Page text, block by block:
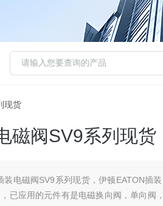
现货
磁阀SV9系列现货
装电磁阀SV9系列现货，伊顿EATON插
已应用的元件有是电磁换向阀，单向阀